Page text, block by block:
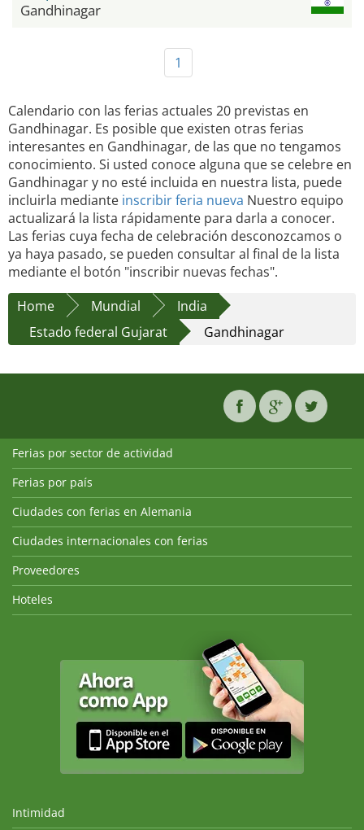
Gandhinagar
1
Calendario con las ferias actuales 20 previstas en
Gandhinagar. Es posible que existen otras ferias
interesantes en Gandhinagar, de las que no tengamos
conocimiento. Si usted conoce alguna que se celebre en
Gandhinagar y no esté incluida en nuestra lista, puede
incluirla mediante inscribir feria nueva Nuestro equipo
actualizará la lista rápidamente para darla a conocer.
Las ferias cuya fecha de celebración desconozcamos o
ya haya pasado, se pueden consultar al final de la lista
mediante el botón "inscribir nuevas fechas".
Home
Mundial
India
Estado federal Gujarat
Gandhinagar
Ferias por sector de actividad
Ferias por país
Ciudades con ferias en Alemania
Ciudades internacionales con ferias
Proveedores
Hoteles
Intimidad